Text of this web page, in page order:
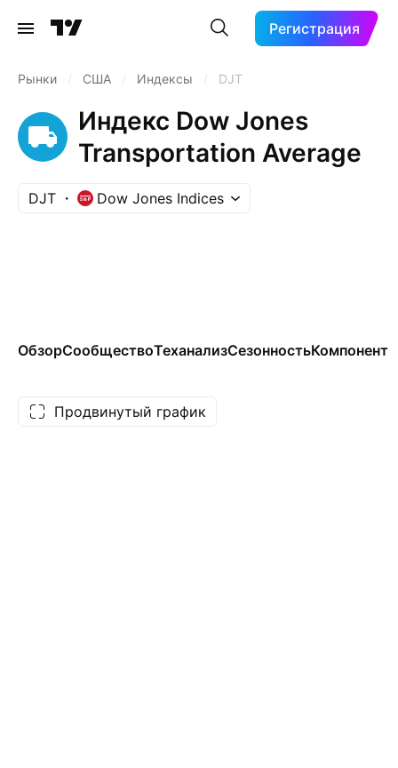
Регистрация
Рынки США Индексы DJT
Индекс Dow Jones
Transportation Average
DJT Dow Jones Indices
ОбзорСообществоТеханализСезонность
Продвинутый график